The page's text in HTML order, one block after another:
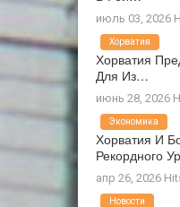
июль 03, 2026
Хорватия
Для Из…
июнь 28, 2026
Хорватия
Хорватия И
Рекордного
апр 26, 2026
Экономика
Новости